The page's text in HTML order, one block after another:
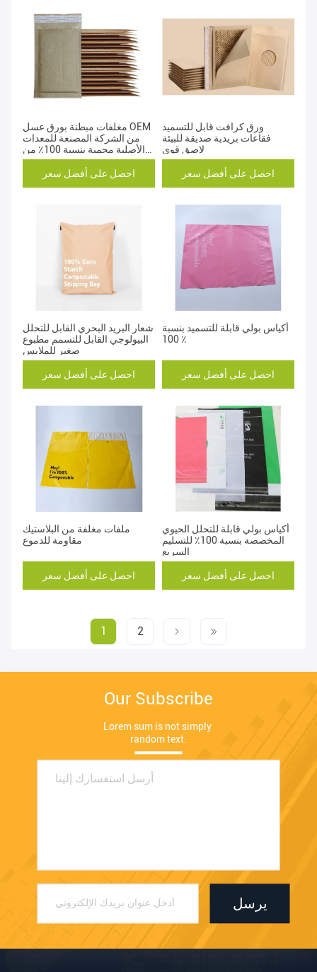
مغلفات مبطنة بورق عسل OEM
من الشركة المصنعة للمعدات
الأصلية محمية بنسبة 100٪ من
الألياف المعاد تدويرها
احصل على أفضل سعر
ورق كرافت قابل للتسميد
فقاعات بريدية صديقة للبيئة
لاصق قوي
احصل على أفضل سعر
شعار البريد البحري القابل للتحلل
البيولوجي القابل للتسمم مطبوع
صغير للملابس
احصل على أفضل سعر
أكياس بولي قابلة للتسميد بنسبة
100 ٪
احصل على أفضل سعر
ملفات مغلفة من البلاستيك
مقاومة للدموع
احصل على أفضل سعر
أكياس بولي قابلة للتحلل الحيوي
المخصصة بنسبة 100٪ للتسليم
السريع
احصل على أفضل سعر
1 2
Our Subscribe
Lorem sum is not simply
random text.
يرسل